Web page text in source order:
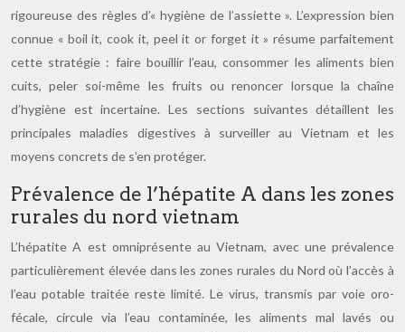
rigoureuse des règles d’« hygiène de l’assiette ». L’expression bien
connue « boil it, cook it, peel it or forget it » résume parfaitement
cette stratégie : faire bouillir l’eau, consommer les aliments bien
cuits, peler soi-même les fruits ou renoncer lorsque la chaîne
d’hygiène est incertaine. Les sections suivantes détaillent les
principales maladies digestives à surveiller au Vietnam et les
moyens concrets de s’en protéger.
Prévalence de l’hépatite A dans les zones
rurales du nord vietnam
L’hépatite A est omniprésente au Vietnam, avec une prévalence
particulièrement élevée dans les zones rurales du Nord où l’accès à
l’eau potable traitée reste limité. Le virus, transmis par voie oro-
fécale, circule via l’eau contaminée, les aliments mal lavés ou